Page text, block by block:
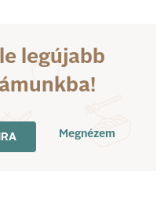
legújabb
Megnézem